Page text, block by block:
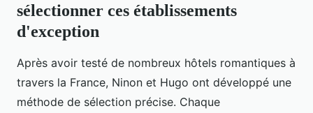
sélectionner ces établissements
d'exception
Après avoir testé de nombreux hôtels romantiques à
travers la France, Ninon et Hugo ont développé une
méthode de sélection précise. Chaque